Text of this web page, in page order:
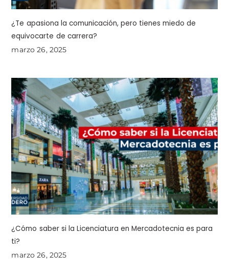
¿Te apasiona la comunicación, pero tienes miedo de
equivocarte de carrera?
marzo 26, 2025
¿Cómo saber si la Licenciatura en Mercadotecnia es para
ti?
marzo 26, 2025